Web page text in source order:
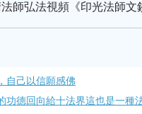
師弘法視頻《印光法師文
自己以信願感佛
功德回向給十法界這也是一種